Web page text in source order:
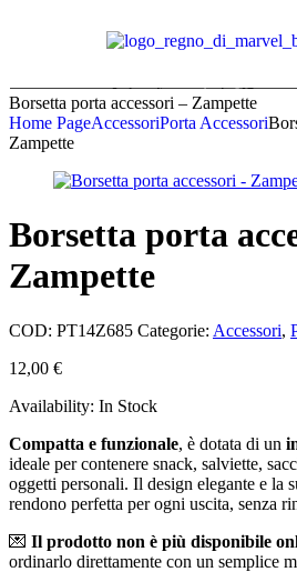
Borsetta porta accessori – Zampette
Home PageAccessoriPorta Accessori
Zampette
Borsetta porta
Zampette
COD: PT14Z685 Categorie: Accessori,
12,00 €
Availability: In Stock
Compatta e funzionale, è dotata di un
ideale per contenere snack, salviette,
oggetti personali. Il design elegante e la
rendono perfetta per ogni uscita, senza
💌 Il prodotto non è più disponibile
ordinarlo direttamente con un semplice